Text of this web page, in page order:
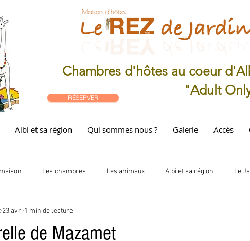
Chambres d'hôtes au coeur
"Adult
RÉSERVER
Albi et sa région Qui sommes nous ? Galerie Accès
Les chambres Les animaux Albi et sa région Le
de Mazamet
23 avr. 1 min de lecture